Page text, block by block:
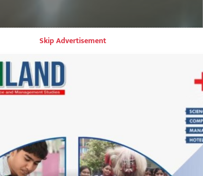
यादव ,स्वास्थ्यकर्मी फाेरमका प्रदेश अध्यक्ष हरिशंकर
Skip Advertisement